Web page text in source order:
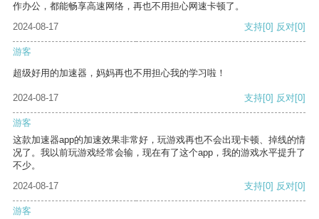
作办公，都能畅享高速网络，再也不用担心网速卡顿了。
2024-08-17
支持[0] 反对[0]
游客
超级好用的加速器，妈妈再也不用担心我的学习啦！
2024-08-17 支持[0] 反对[0]
游客
这款加速器app的加速效果非常好，玩游戏再也不会出现卡顿、掉线的情
况了。我以前玩游戏经常会输，现在有了这个app，我的游戏水平提升了
不少。
2024-08-17
支持[0] 反对[0]
游客